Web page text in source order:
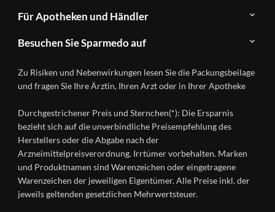
FAQ
Kontakt
Datenschutz
Nutzungsbedingungen
Herstellerverzeichnis
Produkte
A-
Ratgeber
Wirkstoffe
Gesundheitsmagazin
Für Apotheken und Händler
&
Händlerlogin
Besuchen Sie Sparmedo auf
Instagram
Zu Risiken und Nebenwirkungen lesen Sie die Packungsbeilage
und fragen Sie Ihre Ärztin, Ihren Arzt oder in Ihrer Apotheke
Durchgestrichener Preis und Sternchen(*): Die Ersparnis
bezieht sich auf die unverbindliche Preisempfehlung des
Herstellers oder die Abgabe nach der
Arzneimittelpreisverordnung. Irrtümer vorbehalten. Marken
und Produktnamen sind Warenzeichen oder eingetragene
Warenzeichen der jeweiligen Eigentümer. Alle Preise inkl. der
jeweils geltenden gesetzlichen Mehrwertsteuer.